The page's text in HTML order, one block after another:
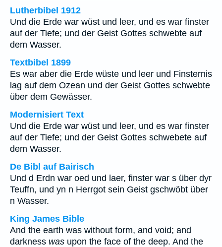
Lutherbibel 1912
Und die Erde war wüst und leer, und es war finster
auf der Tiefe; und der Geist Gottes schwebte auf
dem Wasser.
Textbibel 1899
Es war aber die Erde wüste und leer und Finsternis
lag auf dem Ozean und der Geist Gottes schwebte
über dem Gewässer.
Modernisiert Text
Und die Erde war wüst und leer, und es war finster
auf der Tiefe; und der Geist Gottes schwebete auf
dem Wasser.
De Bibl auf Bairisch
Und d Erdn war oed und laer, finster war s über dyr
Teuffn, und yn n Herrgot sein Geist gschwöbt über
n Wasser.
King James Bible
And the earth was without form, and void; and
darkness was upon the face of the deep. And the